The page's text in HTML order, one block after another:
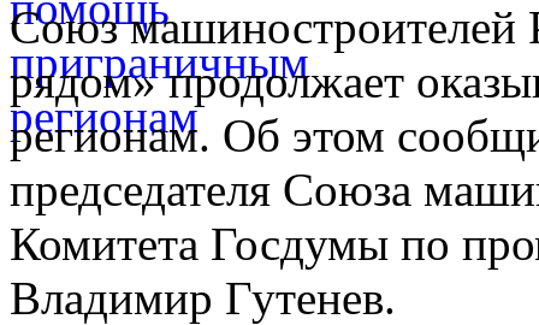
Союз машиностроителей
рядом» продолжает
регионам. Об этом
председателя Союза
Комитета Госдумы по
Владимир Гутенев.